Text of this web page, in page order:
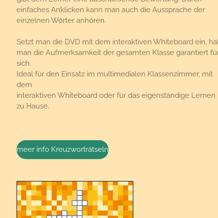
einfaches Anklicken kann man auch die Aussprache der
einzelnen Wörter anhören.
Setzt man die DVD mit dem interaktiven Whiteboard ein,
man die Aufmerksamkeit der gesamten Klasse garantiert
sich.
Ideal für den Einsatz im multimedialen Klassenzimmer, mit
dem
interaktiven Whiteboard oder für das eigenständige Lernen
zu Hause.
meer info Kreuzworträtseln